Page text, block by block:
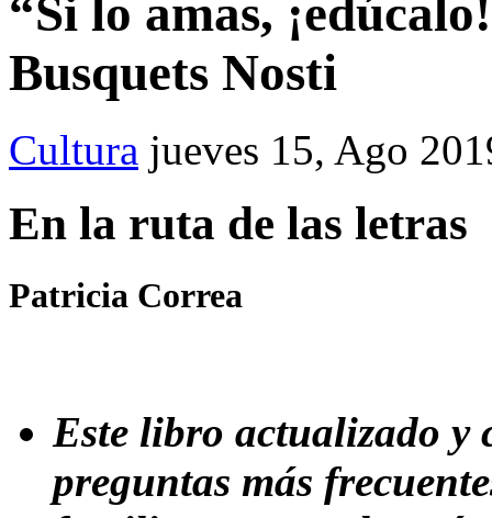
“Si lo amas,
Busquets Nosti
Cultura jueves 15, Ago
En la ruta de las letras
Patricia Correa
Este libro actualizado y
preguntas más